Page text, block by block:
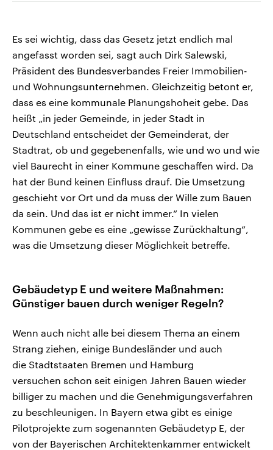
Es sei wichtig, dass das Gesetz jetzt endlich mal
angefasst worden sei, sagt auch Dirk Salewski,
Präsident des Bundesverbandes Freier Immobilien-
und Wohnungsunternehmen. Gleichzeitig betont er,
dass es eine kommunale Planungshoheit gebe. Das
heißt „in jeder Gemeinde, in jeder Stadt in
Deutschland entscheidet der Gemeinderat, der
Stadtrat, ob und gegebenenfalls, wie und wo und wie
viel Baurecht in einer Kommune geschaffen wird. Da
hat der Bund keinen Einfluss drauf. Die Umsetzung
geschieht vor Ort und da muss der Wille zum Bauen
da sein. Und das ist er nicht immer.“ In vielen
Kommunen gebe es eine „gewisse Zurückhaltung“,
was die Umsetzung dieser Möglichkeit betreffe.
Gebäudetyp E und weitere Maßnahmen:
Günstiger bauen durch weniger Regeln?
Wenn auch nicht alle bei diesem Thema an einem
Strang ziehen, einige Bundesländer und auch
die Stadtstaaten Bremen und Hamburg
versuchen schon seit einigen Jahren Bauen wieder
billiger zu machen und die Genehmigungsverfahren
zu beschleunigen. In Bayern etwa gibt es einige
Pilotprojekte zum sogenannten Gebäudetyp E, der
von der Bayerischen Architektenkammer entwickelt